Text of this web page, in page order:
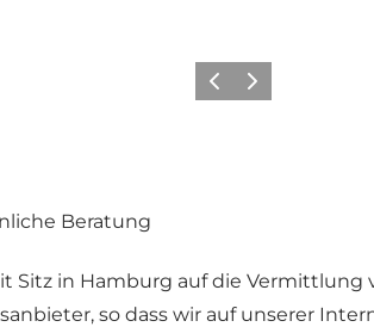
ZurückWeiter
Beratung
Sitz in Hamburg auf die Vermittlung
so dass wir auf unserer